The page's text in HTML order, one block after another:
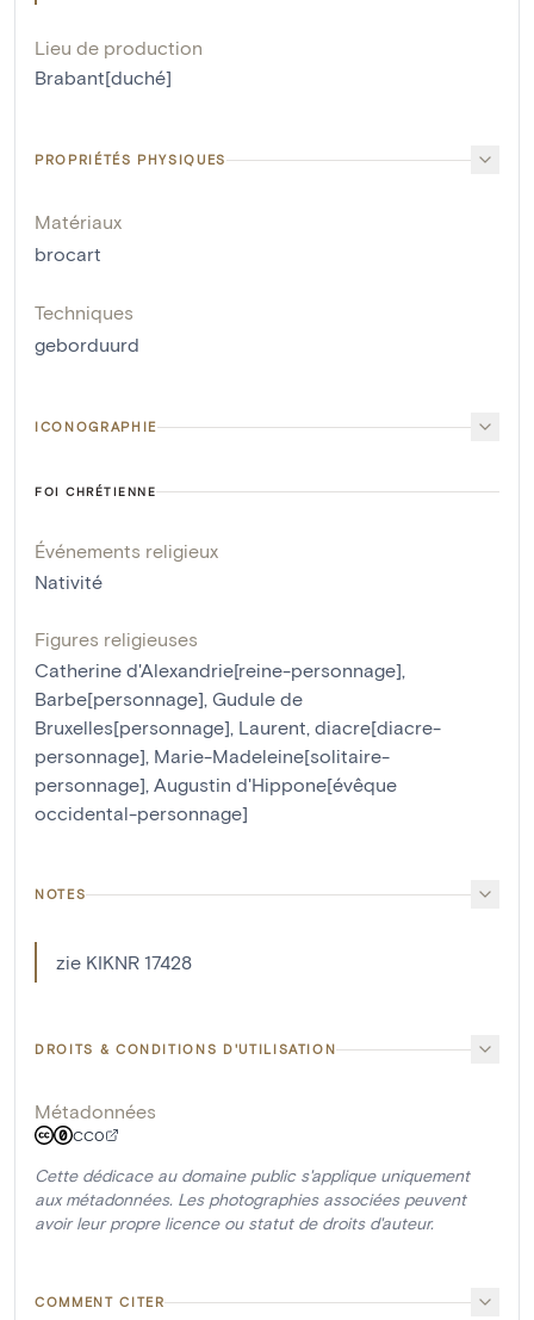
Lieu de production
Brabant[duché]
PROPRIÉTÉS PHYSIQUES
Matériaux
brocart
Techniques
geborduurd
ICONOGRAPHIE
FOI CHRÉTIENNE
Événements religieux
Nativité
Figures religieuses
Catherine d'Alexandrie[reine-personnage],
Barbe[personnage], Gudule de
Bruxelles[personnage], Laurent, diacre[diacre-
personnage], Marie-Madeleine[solitaire-
personnage], Augustin d'Hippone[évêque
occidental-personnage]
NOTES
zie KIKNR 17428
DROITS & CONDITIONS D'UTILISATION
Métadonnées
CC0
Cette dédicace au domaine public s'applique uniquement
aux métadonnées. Les photographies associées peuvent
avoir leur propre licence ou statut de droits d'auteur.
COMMENT CITER